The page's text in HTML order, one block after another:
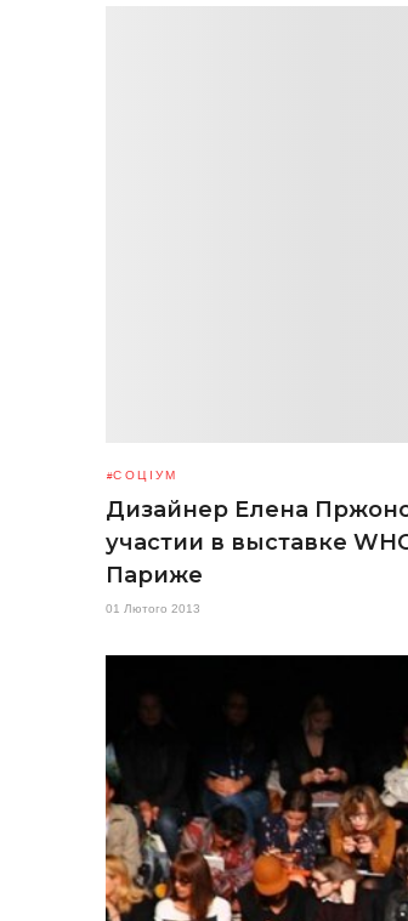
СОЦІУМ
Дизайнер Елена
участии в выставке
Париже
01 Лютого 2013